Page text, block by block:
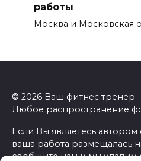
работы
Москва и Московская
© 2026 Ваш фитнес тренер
Любое распространение
Если Вы являетесь
ваша работа размещалась
сообщите нам и мы удалим